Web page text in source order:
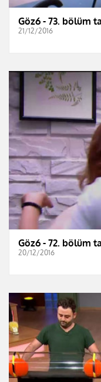
Göz6 - 73. bölüm
21/12/2016
Göz6 - 72. bölüm
20/12/2016